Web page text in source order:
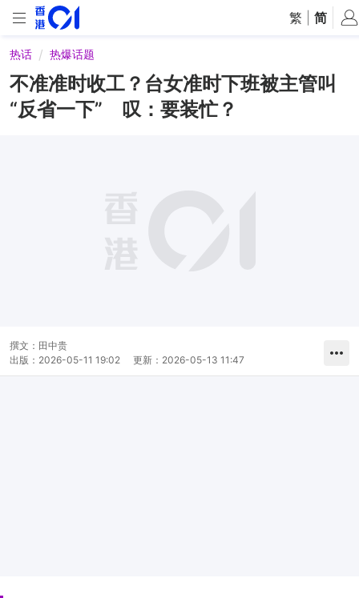
繁 简
热话 热爆话题
不准准时收工？台女准时下班被主管叫
“反省一下” 叹：要装忙？
撰文： 田中贵
出版： 2026-05-11 19:02 更新： 2026-05-13 11:47